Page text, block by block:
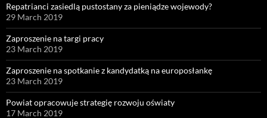
Repatrianci zasiedlą pustostany za pieniądze wojewody?
29 March 2019
Zaproszenie na targi pracy
23 March 2019
Zaproszenie na spotkanie z kandydatką na europosłankę
23 March 2019
Powiat opracowuje strategię rozwoju oświaty
17 March 2019